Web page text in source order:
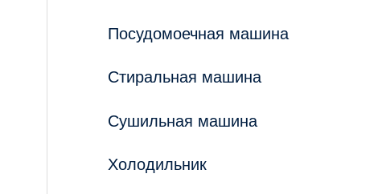
Посудомоечная машина
Стиральная машина
Сушильная машина
Холодильник